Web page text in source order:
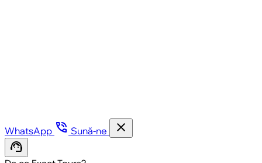
WhatsApp phone_in_talk Sună-ne
close
support_agent